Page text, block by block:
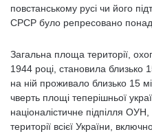
повстанському русі чи його
СРСР було репресовано понад
Загальна площа території,
1944 році, становила близько
на ній проживало близько 15
чверть площі теперішньої
націоналістичне підпілля
території всієї України,